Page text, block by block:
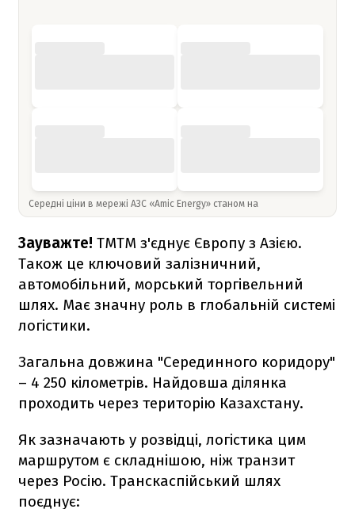
Середні ціни в мережі АЗС «Amic Energy» станом на
Зауважте! ТМТМ з'єднує Європу з Азією.
Також це ключовий залізничний,
автомобільний, морський торгівельний
шлях. Має значну роль в глобальній системі
логістики.
Загальна довжина "Серединного коридору"
– 4 250 кілометрів. Найдовша ділянка
проходить через територію Казахстану.
Як зазначають у розвідці, логістика цим
маршрутом є складнішою, ніж транзит
через Росію. Транскаспійський шлях
поєднує: